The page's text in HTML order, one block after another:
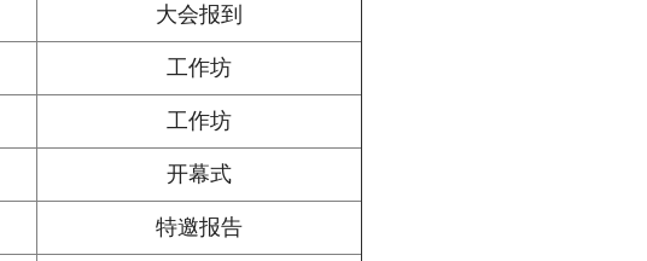
大会报到
工作坊
工作坊
开幕式
特邀报告